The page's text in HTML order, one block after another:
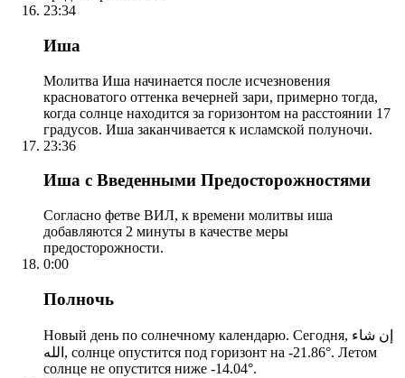
23:34
Иша
Молитва Иша начинается после исчезновения
красноватого оттенка вечерней зари, примерно тогда,
когда солнце находится за горизонтом на расстоянии 17
градусов. Иша заканчивается к исламской полуночи.
23:36
Иша с Введенными Предосторожностями
Согласно фетве ВИЛ, к времени молитвы иша
добавляются 2 минуты в качестве меры
предосторожности.
0:00
Полночь
Новый день по солнечному календарю. Сегодня, إن شاء
الله, солнце опустится под горизонт на -21.86°. Летом
солнце не опустится ниже -14.04°.